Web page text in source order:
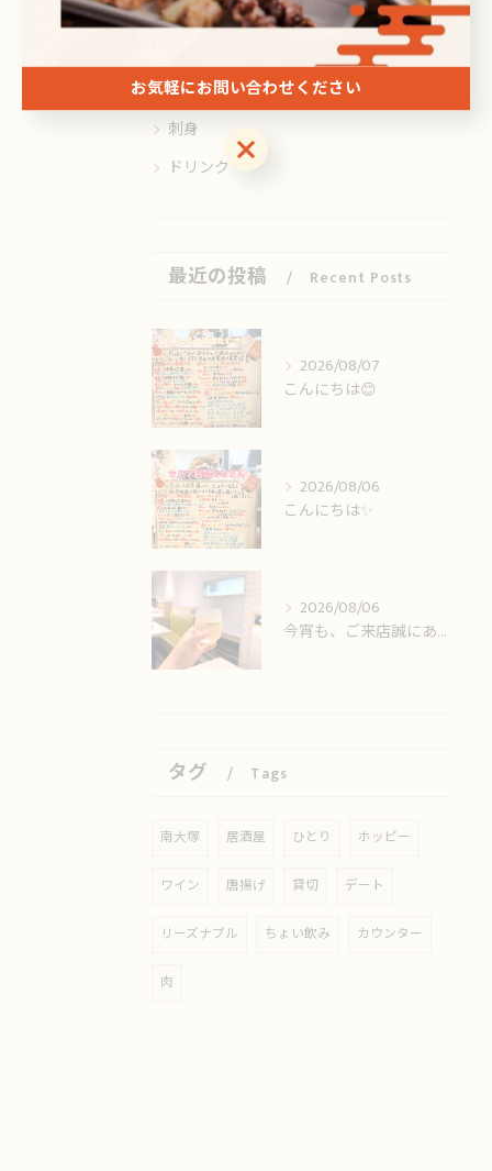
日本酒
焼酎
刺身
ドリンク
最近の投稿 Recent Posts
2026/08/07
こんにちは😊
2026/08/06
こんにちは✨️
2026/08/06
今宵も、ご来店誠にありがとうございました🙏
タグ Tags
南大塚 居酒屋 ひとり ホッピー
ワイン 唐揚げ 貸切 デート
リーズナブル ちょい飲み カウンター
肉
お気軽にお問い合わせください
お気軽にお問い合わせください